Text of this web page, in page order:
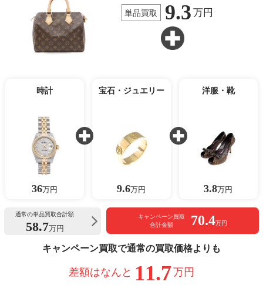
単品買取 9.3 万円
時計
36万円
宝石・ジュエリー
9.6万円
洋服・靴
3.8万円
通常の単品買取合計額
58.7万円
キャンペーン買取
合計金額
70.4万円
キャンペーン買取で通常の買取価格よりも
差額はなんと 11.7万円